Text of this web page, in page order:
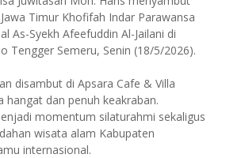
Timur Khofifah Indar Parawansa
As-Syekh Afeefuddin Al-Jailani di
Tengger Semeru, Senin (18/5/2026).
disambut di Apsara Cafe & Villa
hangat dan penuh keakraban.
momentum silaturahmi sekaligus
wisata alam Kabupaten
internasional.